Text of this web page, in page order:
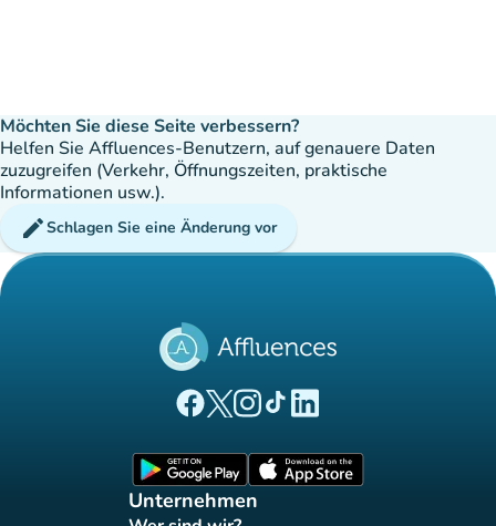
Möchten Sie diese Seite verbessern?
Helfen Sie Affluences-Benutzern, auf genauere Daten
zuzugreifen (Verkehr, Öffnungszeiten, praktische
Informationen usw.).
editSchlagen Sie eine Änderung vor
(new tab)
(new tab)
(new tab)(new tab)
(new tab)
Unternehmen